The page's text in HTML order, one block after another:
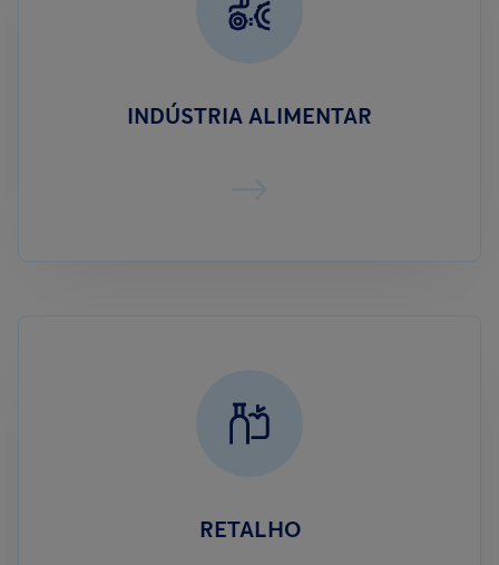
INDÚSTRIA ALIMENTAR
RETALHO